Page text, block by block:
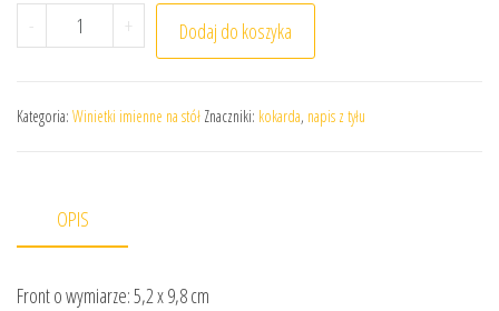
- ilość COCARD Winietka imienna na stół z kokardką i
+ Dodaj do koszyka
Kategoria: Winietki imienne na stół Znaczniki: kokarda, napis z tyłu
OPIS
Front o wymiarze: 5,2 x 9,8 cm